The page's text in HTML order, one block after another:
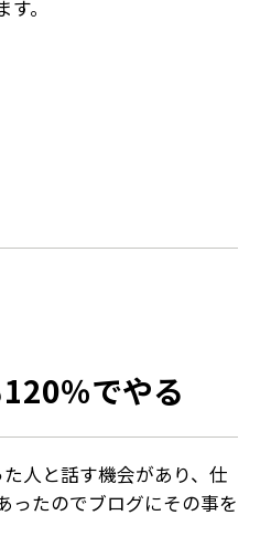
。
％でやる
人と話す機会があり、仕
ったのでブログにその事を